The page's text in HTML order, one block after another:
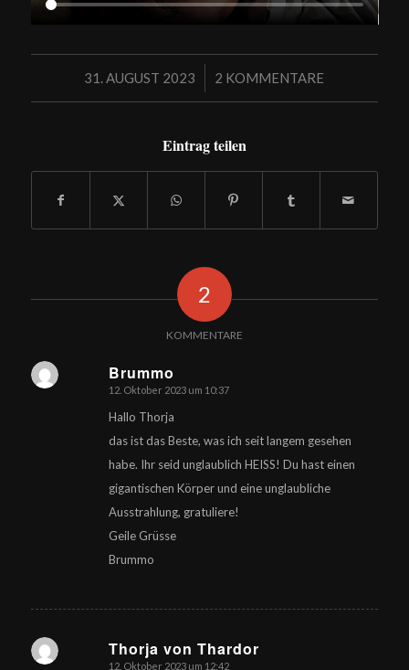
31. AUGUST 2023
/ 2 KOMMENTARE
Eintrag teilen
2
KOMMENTARE
Brummo
sagte:
12. Oktober 2023 um 10:37
Hallo Thorja
das ist das Beste, was ich seit langem gesehen
habe. Ihr seid unglaublich HEISS! Du hast einen
gigantischen Körper und eine unglaubliche
Ausstrahlung, gratuliere!
Geile Grüsse
Brummo
Thorja von Thardor
12. Oktober 2023 um 12:42